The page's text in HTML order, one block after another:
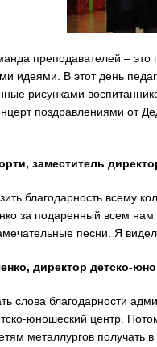
преподавателей –
идеями. В этот день
рисунками
поздравлениями от
заместитель
благодарность всему
за подаренный всем
песни. Я
директор детско-
слова благодарности
юношеский центр.
металлургов получать